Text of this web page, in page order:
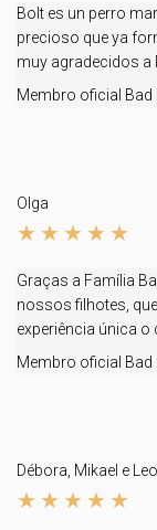
Bolt es un perro
precioso que ya
muy agradecidos a
Membro oficial Bad
Olga
Graças a Família
nossos filhotes,
experiência única o
Membro oficial Bad
Débora, Mikael e